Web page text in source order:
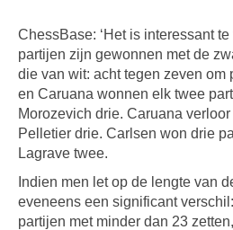
ChessBase: ‘Het is interessant
partijen zijn gewonnen met de
die van wit: acht tegen zeven om
en Caruana wonnen elk twee
Morozevich drie. Caruana
Pelletier drie. Carlsen won drie
Lagrave twee.
Indien men let op de lengte van
eveneens een significant
partijen met minder dan 23